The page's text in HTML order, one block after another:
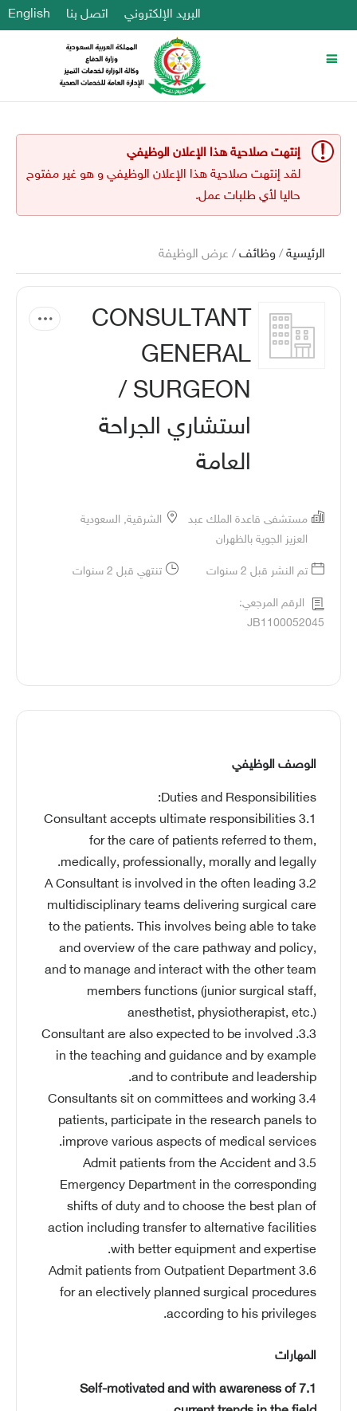
البريد الإلكتروني اتصل بنا English
إنتهت صلاحية هذا الإعلان الوظيفي
لقد إنتهت صلاحية هذا الإعلان الوظيفي و هو غير مفتوح
حاليا لأي طلبات عمل.
الرئيسية / وظائف / عرض الوظيفة
CONSULTANT
GENERAL
SURGEON /
استشاري الجراحة
العامة
مستشفى قاعدة الملك عبد
العزيز الجوية بالظهران
الشرقية, السعودية
تم النشر قبل 2 سنوات تنتهي قبل 2 سنوات
الرقم المرجعي:
JB1100052045
الوصف الوظيفي
Duties and Responsibilities:
3.1 Consultant accepts ultimate responsibilities
for the care of patients referred to them,
medically, professionally, morally and legally.
3.2 A Consultant is involved in the often leading
multidisciplinary teams delivering surgical care
to the patients. This involves being able to take
and overview of the care pathway and policy,
and to manage and interact with the other team
members functions (junior surgical staff,
anesthetist, physiotherapist, etc.)
3.3. Consultant are also expected to be involved
in the teaching and guidance and by example
and to contribute and leadership.
3.4 Consultants sit on committees and working
patients, participate in the research panels to
improve various aspects of medical services.
3.5 Admit patients from the Accident and
Emergency Department in the corresponding
shifts of duty and to choose the best plan of
action including transfer to alternative facilities
with better equipment and expertise.
3.6 Admit patients from Outpatient Department
for an electively planned surgical procedures
according to his privileges.
المهارات
7.1 Self-motivated and with awareness of